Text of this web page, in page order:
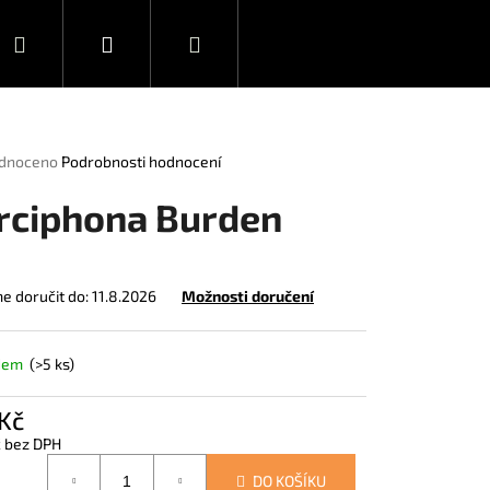
Novinky Ediční plán
Přihlášení
Podrobnosti hodnocení
Burden
doručit do:11.8.2026 Možnosti doručení
(>5 ks)
bez DPH
DO KOŠÍKU
1